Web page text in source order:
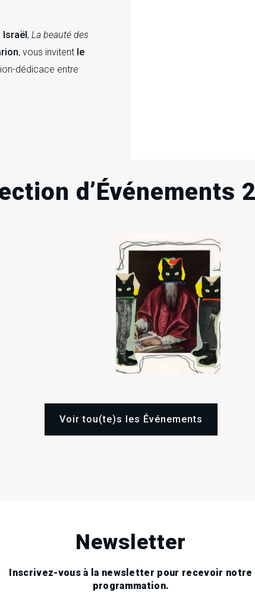
Israël, La beauté des
, vous invitent le
dédicace entre
d’Événements
Voir tou(te)s les Événements
Newsletter
Inscrivez-vous à la newsletter pour recevoir notre
programmation.
RECHERCHE EN COURS
...